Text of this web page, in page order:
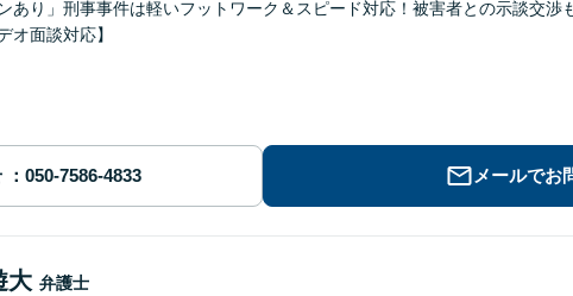
あり」刑事事件は軽いフットワーク＆スピード対応！被害者との示談交渉
オ面談対応】
メールでお
大 弁護士